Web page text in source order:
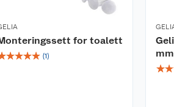
for toalett
☆☆☆☆ (1)
mm
☆☆